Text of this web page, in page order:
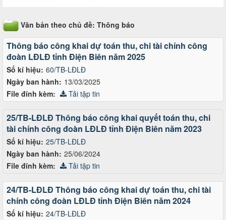
Văn bản theo chủ đề: Thông báo
Số kí hiệu: 60/TB-LĐLĐ
Ngày ban hành: 13/03/2025
Thông báo công khai dự toán thu, chi tài chính công
đoàn LĐLĐ tỉnh Điện Biên năm 2025
File đính kèm: Tải tập tin
Số kí hiệu: 25/TB-LĐLĐ
Ngày ban hành: 25/06/2024
25/TB-LĐLĐ Thông báo công khai quyết toán thu, chi
tài chính công đoàn LĐLĐ tỉnh Điện Biên năm 2023
File đính kèm: Tải tập tin
Số kí hiệu: 24/TB-LĐLĐ
24/TB-LĐLĐ Thông báo công khai dự toán thu, chi tài
chính công đoàn LĐLĐ tỉnh Điện Biên năm 2024